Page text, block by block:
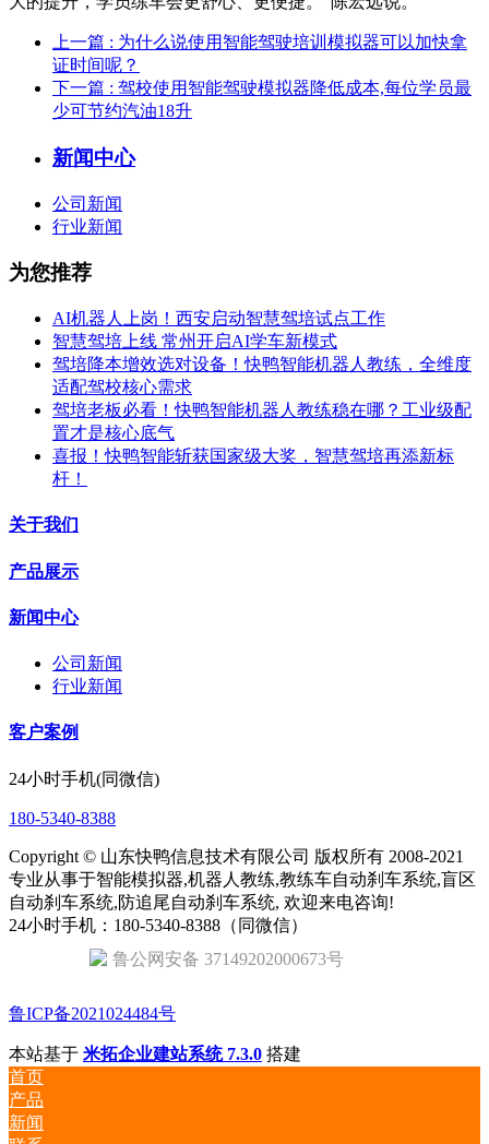
上一篇 : 为什么说使用智能驾驶培训模拟器可以加快拿
证时间呢？
下一篇 : 驾校使用智能驾驶模拟器降低成本,每位学员最
少可节约汽油18升
新闻中心
公司新闻
行业新闻
为您推荐
AI机器人上岗！西安启动智慧驾培试点工作
智慧驾培上线 常州开启AI学车新模式
驾培降本增效选对设备！快鸭智能机器人教练，全维度
适配驾校核心需求
驾培老板必看！快鸭智能机器人教练稳在哪？工业级配
置才是核心底气
喜报！快鸭智能斩获国家级大奖，智慧驾培再添新标
杆！
关于我们
产品展示
新闻中心
公司新闻
行业新闻
客户案例
24小时手机(同微信)
180-5340-8388
Copyright © 山东快鸭信息技术有限公司 版权所有 2008-2021
专业从事于智能模拟器,机器人教练,教练车自动刹车系统,盲区
自动刹车系统,防追尾自动刹车系统, 欢迎来电咨询!
24小时手机：180-5340-8388（同微信）
鲁公网安备 37149202000673号
鲁ICP备2021024484号
本站基于 米拓企业建站系统 7.3.0 搭建
首页
产品
新闻